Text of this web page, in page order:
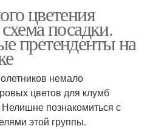
цветения
посадки.
претенденты на
немало
цветов для клумб
познакомиться с
этой группы.